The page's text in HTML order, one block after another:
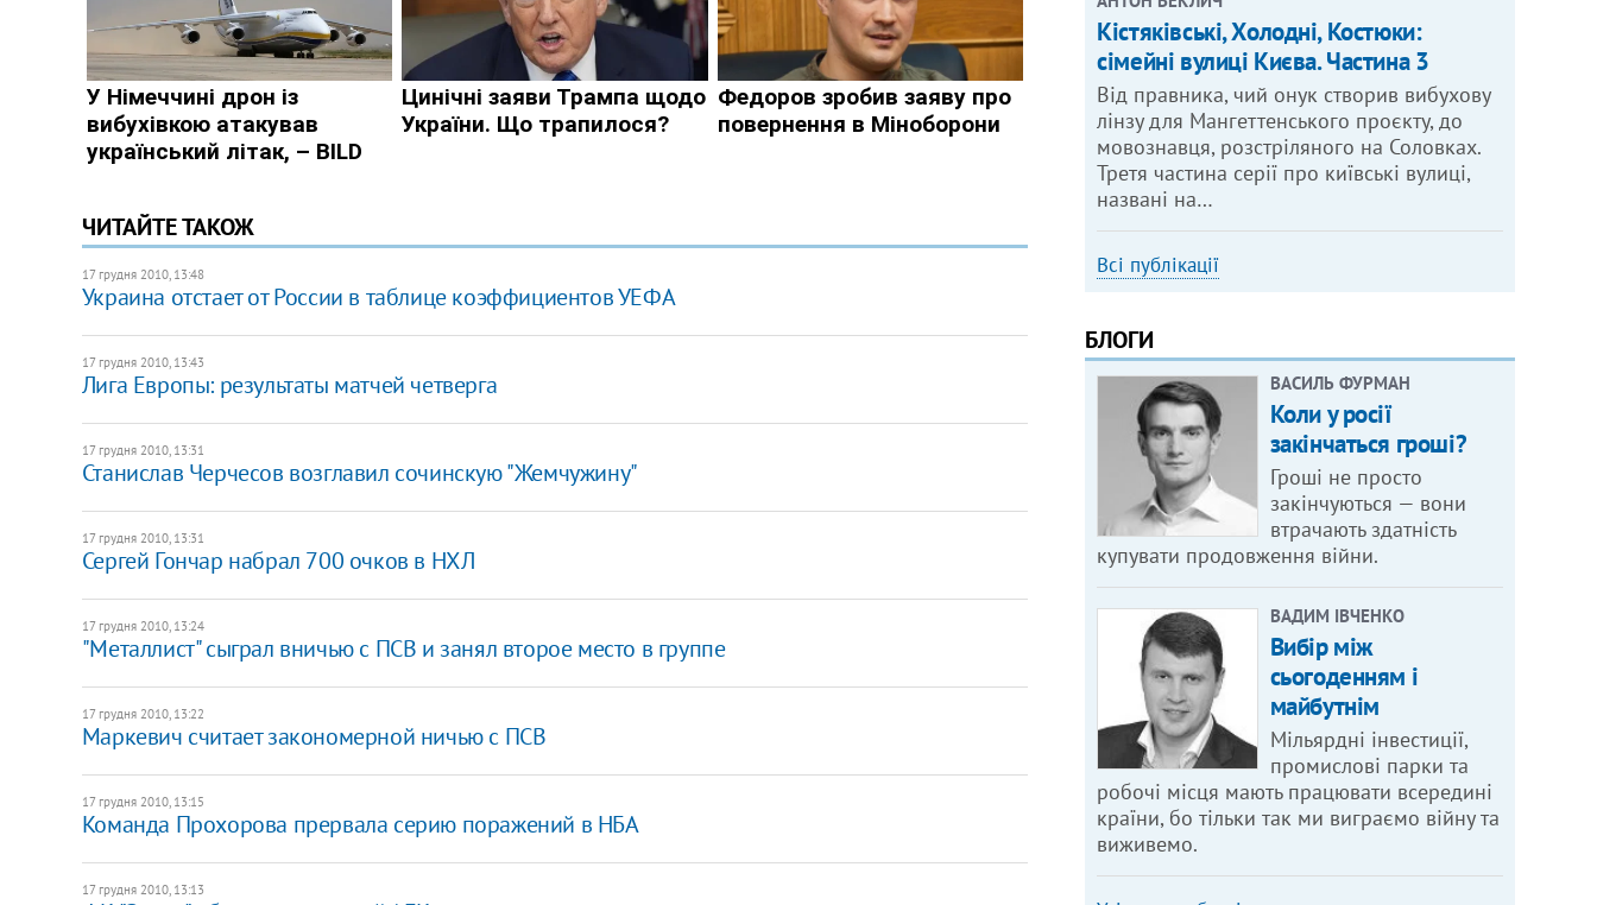
ЧИТАЙТЕ ТАКОЖ
17 грудня 2010, 13:48
Украина отстает от России в таблице коэффициентов УЕФА
17 грудня 2010, 13:43
Лига Европы: результаты матчей четверга
17 грудня 2010, 13:31
Станислав Черчесов возглавил сочинскую "Жемчужину"
17 грудня 2010, 13:31
Сергей Гончар набрал 700 очков в НХЛ
17 грудня 2010, 13:24
"Металлист" сыграл вничью с ПСВ и занял второе место в группе
17 грудня 2010, 13:22
Маркевич считает закономерной ничью с ПСВ
17 грудня 2010, 13:15
Команда Прохорова прервала серию поражений в НБА
17 грудня 2010, 13:13
Кістяківські, Холодні, Костюки:
сімейні вулиці Києва. Частина 3
Від правника, чий онук створив вибухову
лінзу для Мангеттенського проєкту, до
мовознавця, розстріляного на Соловках.
Третя частина серії про київські вулиці,
названі на…
Всі публікації
БЛОГИ
ВАСИЛЬ ФУРМАН
Коли у росії
закінчаться гроші?
Гроші не просто
закінчуються — вони
втрачають здатність
купувати продовження війни.
ВАДИМ ІВЧЕНКО
Вибір між
сьогоденням і
майбутнім
Мільярдні інвестиції,
промислові парки та
робочі місця мають працювати всередині
країни, бо тільки так ми виграємо війну та
виживемо.